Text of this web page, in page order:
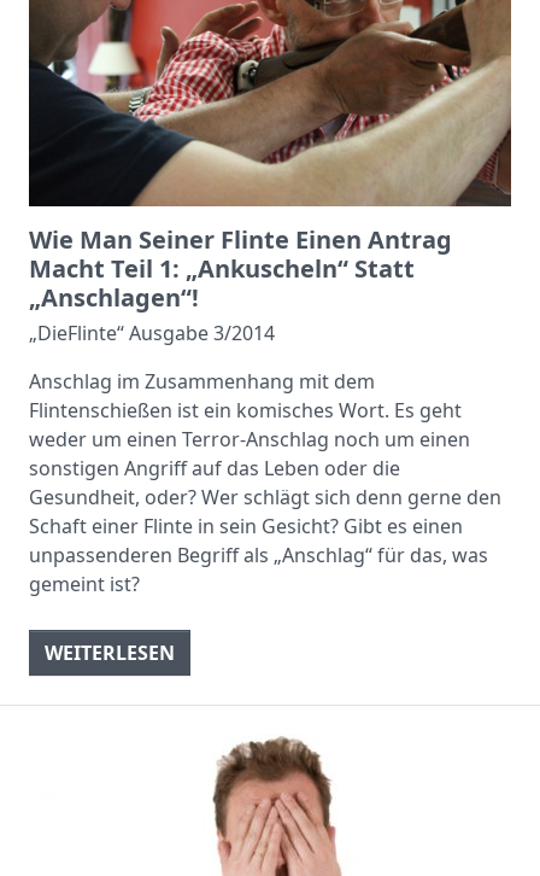
Wie Man Seiner Flinte Einen Antrag
Macht Teil 1: „Ankuscheln“ Statt
„anschlagen“!
„DieFlinte“ Ausgabe 3/2014
Anschlag im Zusammenhang mit dem
Flintenschießen ist ein komisches Wort. Es geht
weder um einen Terror-Anschlag noch um einen
sonstigen Angriff auf das Leben oder die
Gesundheit, oder? Wer schlägt sich denn gerne den
Schaft einer Flinte in sein Gesicht? Gibt es einen
unpassenderen Begriff als „Anschlag“ für das, was
gemeint ist?
WEITERLESEN